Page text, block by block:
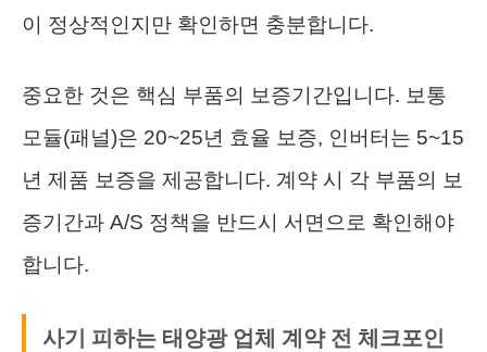
이 정상적인지만 확인하면 충분합니다.
중요한 것은 핵심 부품의 보증기간입니다. 보통
모듈(패널)은 20~25년 효율 보증, 인버터는 5~15
년 제품 보증을 제공합니다. 계약 시 각 부품의 보
증기간과 A/S 정책을 반드시 서면으로 확인해야
합니다.
사기 피하는 태양광 업체 계약 전 체크포인